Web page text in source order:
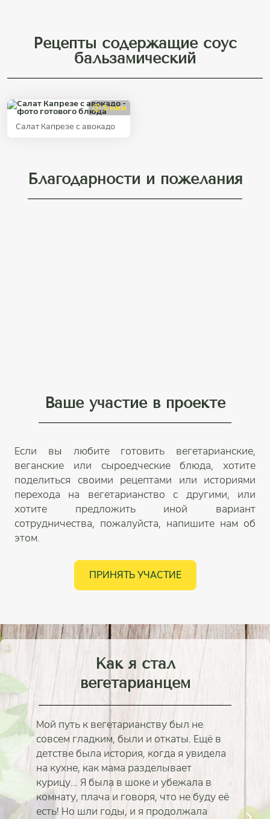
Рецепты содержащие соус
бальзамический
5 мин
Салат Капрезе с авокадо
Благодарности и пожелания
Ваше участие в проекте
Если вы любите готовить вегетарианские,
веганские или сыроедческие блюда, хотите
поделиться своими рецептами или историями
перехода на вегетарианство с другими, или
хотите предложить иной вариант
сотрудничества, пожалуйста, напишите нам об
этом.
ПРИНЯТЬ УЧАСТИЕ
Как я стал
вегетарианцем
Мой путь к вегетарианству был не
совсем гладким, были и откаты. Ещё в
детстве была история, когда я увидела
на кухне, как мама разделывает
курицу... Я была в шоке и убежала в
комнату, плача и говоря, что не буду её
есть! Но шли годы, и я продолжала